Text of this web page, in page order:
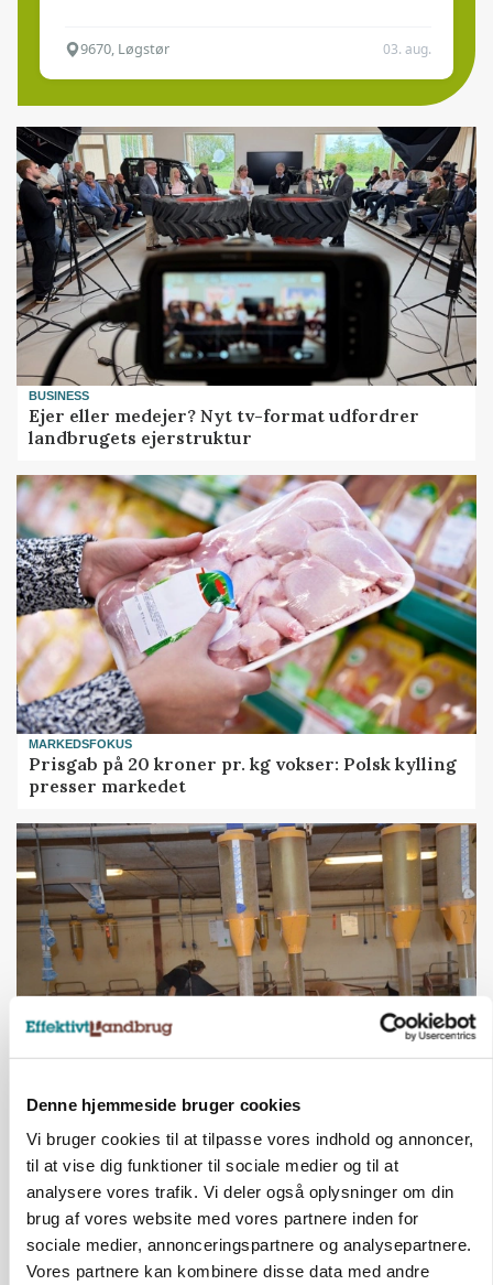
Denne hjemmeside bruger cookies
Vi bruger cookies til at tilpasse vores indhold og annoncer,
til at vise dig funktioner til sociale medier og til at
analysere vores trafik. Vi deler også oplysninger om din
brug af vores website med vores partnere inden for
sociale medier, annonceringspartnere og analysepartnere.
Vores partnere kan kombinere disse data med andre
9670, Løgstør 03. aug.
BUSINESS
Ejer eller medejer? Nyt tv-format udfordrer
landbrugets ejerstruktur
MARKEDSFOKUS
Prisgab på 20 kroner pr. kg vokser: Polsk kylling
presser markedet
Rådgiver om DB-Tjek: Små justeringer kan give
store besparelser
Annonce
Loading...